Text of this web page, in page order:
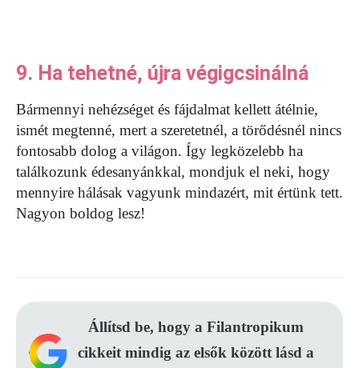
9. Ha tehetné, újra végigcsinálná
Bármennyi nehézséget és fájdalmat kellett átélnie,
ismét megtenné, mert a szeretetnél, a törődésnél nincs
fontosabb dolog a világon. Így legközelebb ha
találkozunk édesanyánkkal, mondjuk el neki, hogy
mennyire hálásak vagyunk mindazért, mit értünk tett.
Nagyon boldog lesz!
Állítsd be, hogy a Filantropikum
cikkeit mindig az elsők között lásd a